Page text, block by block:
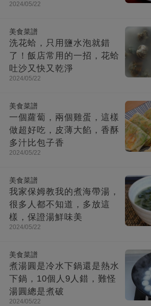
2024/05/22
美食菜譜
洗花蛤，只用鹽水泡就錯
了！飯店常用的一招，花蛤
吐沙又快又乾淨
2024/05/22
美食菜譜
一個蘿蔔，兩個雞蛋，這樣
做超好吃，皮薄大餡，香酥
多汁比包子香
2024/05/22
美食菜譜
我家保姆教我的煮海帶湯，
很多人都不知道，多放這
樣，保證湯鮮味美
2024/05/22
美食菜譜
煮湯圓是冷水下鍋還是熱水
下鍋，10個人9人錯，難怪
湯圓總是煮破
2024/05/22